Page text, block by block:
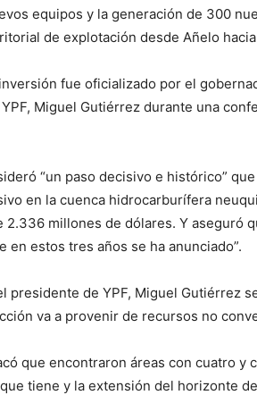
equipos y la generación de 300
de explotación desde Añelo
fue oficializado por el
Miguel Gutiérrez durante una
“un paso decisivo e histórico”
en la cuenca hidrocarburífera
2.336 millones de dólares. Y aseguró
en estos tres años se ha anunciado”.
presidente de YPF, Miguel Gutiérrez
va a provenir de recursos no
que encontraron áreas con cuatro y
tiene y la extensión del horizonte